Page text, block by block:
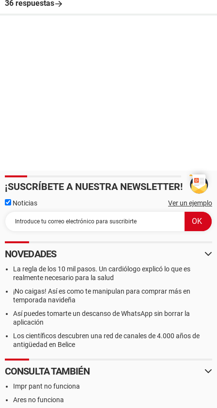
36 respuestas
¡SUSCRÍBETE A NUESTRA NEWSLETTER!
Noticias Ver un ejemplo
NOVEDADES
La regla de los 10 mil pasos. Un cardiólogo explicó lo que es
realmente necesario para la salud
¡No caigas! Así es como te manipulan para comprar más en
temporada navideña
Así puedes tomarte un descanso de WhatsApp sin borrar la
aplicación
Los científicos descubren una red de canales de 4.000 años de
antigüedad en Belice
CONSULTA TAMBIÉN
Impr pant no funciona
Ares no funciona